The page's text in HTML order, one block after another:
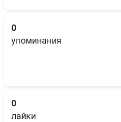
0
упоминания
0
лайки